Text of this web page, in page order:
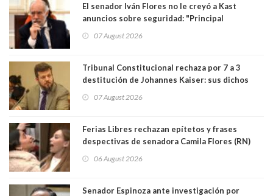
El senador Iván Flores no le creyó a Kast
anuncios sobre seguridad: "Principal
perseguir ruta del dinero y levantar secreto
07 August 2026
Tribunal Constitucional rechaza por 7 a 3
destitución de Johannes Kaiser: sus dichos
justicia constitucional porque no es diputado
07 August 2026
Ferias Libres rechazan epítetos y frases
despectivas de senadora Camila Flores (RN)
06 August 2026
Senador Espinoza ante investigación por